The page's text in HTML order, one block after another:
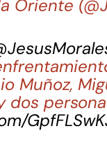
Oriente
Muñoz,
dos